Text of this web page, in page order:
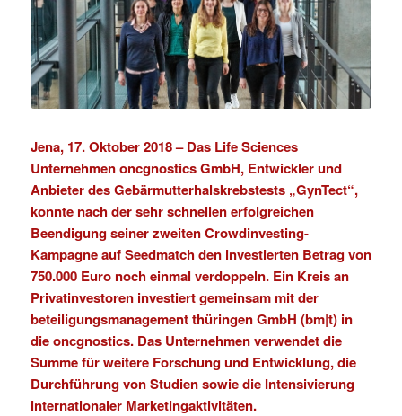
Jena, 17. Oktober 2018 –Das Life Sciences
Unternehmenoncgnostics GmbH, Entwickler und
Anbieter des Gebärmutterhalskrebstests „GynTect“,
konnte nach der sehr schnellen erfolgreichen
Beendigung seiner zweiten Crowdinvesting-
Kampagne aufSeedmatchden investierten Betrag von
750.000 Euro noch einmal verdoppeln. Ein Kreis an
Privatinvestoren investiert gemeinsam mit der
beteiligungsmanagement thüringen GmbH (bm|t)in
die oncgnostics. Das Unternehmen verwendet die
Summe für weitere Forschung und Entwicklung, die
Durchführung von Studien sowie die Intensivierung
internationaler Marketingaktivitäten.